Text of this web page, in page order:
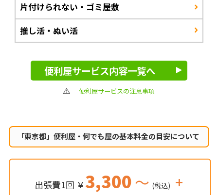
片付けられない・ゴミ屋敷
推し活・ぬい活
便利屋サービス内容一覧へ
便利屋サービスの注意事項
「東京都」便利屋・何でも屋の基本料金の目安について
出張費1回 ￥3,300～ (税込) +